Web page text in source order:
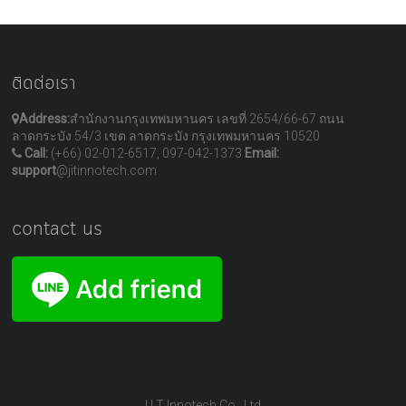
ติดต่อเรา
Address:สำนักงานกรุงเทพมหานคร เลขที่ 2654/66-67 ถนน
ลาดกระบัง 54/3 เขต ลาดกระบัง กรุงเทพมหานคร 10520
Call: (+66) 02-012-6517, 097-042-1373 Email:
support@jitinnotech.com
contact us